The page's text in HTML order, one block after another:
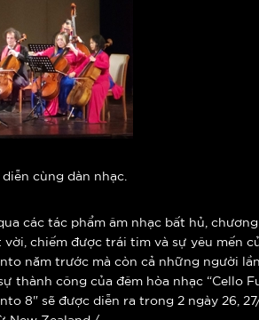
cùng dàn nhạc.
các tác phẩm âm nhạc bất hủ,
chiếm được trái tim và sự yêu mến
năm trước mà còn cả những người
thành công của đêm hòa nhạc “Cello
8" sẽ được diễn ra trong 2 ngày 26,